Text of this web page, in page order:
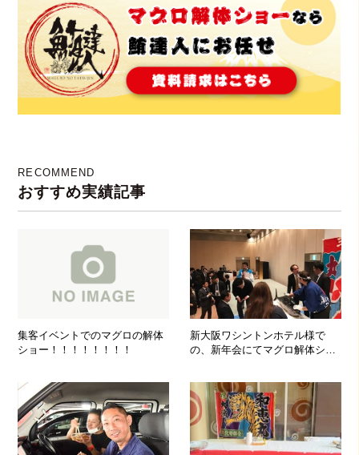
RECOMMEND
おすすめ実績記事
集客イベントでのマグロの解体
ショー！！！！！！！！
新大阪ワシントンホテル様で
の、新年会にてマグロ解体ショ